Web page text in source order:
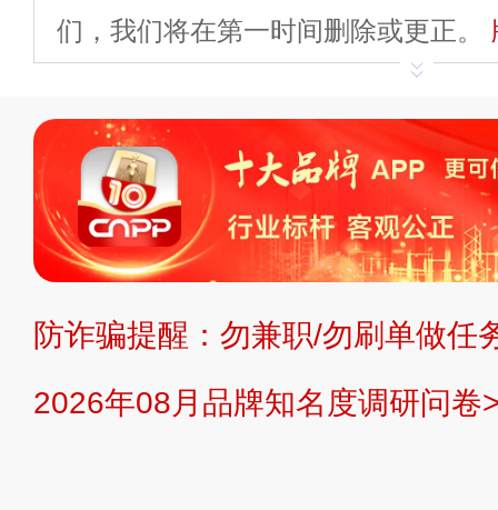
们，我们将在第一时间删除或更正。
平台自有内容（文字
标、LOGO 等）知识产权归本站所
复制、转载、商用。本站不生产产
不代理、不招商、不提供中介服务。
持投资购买的观点或意见，页面信息
提交说明： 快速提交发布>> 提交品
防诈骗提醒：勿兼职/勿刷单做任
2026年08月品牌知名度调研问卷